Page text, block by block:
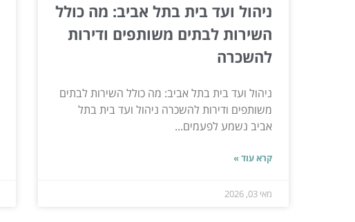
ניהול ועד בית בתל אביב: מה כולל
השירות לבתים משותפים ודירות
להשכרה
ניהול ועד בית בתל אביב: מה כולל השירות לבתים
משותפים ודירות להשכרה ניהול ועד בית בתל
אביב נשמע לפעמים...
קרא עוד »
מאי 03, 2026